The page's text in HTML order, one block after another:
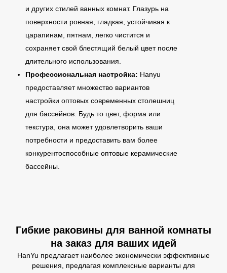
и других стилей ванных комнат. Глазурь на
поверхности ровная, гладкая, устойчивая к
царапинам, пятнам, легко чистится и
сохраняет свой блестящий белый цвет после
длительного использования.
Профессиональная настройка: Hanyu
предоставляет множество вариантов
настройки оптовых современных столешниц
для бассейнов. Будь то цвет, форма или
текстура, она может удовлетворить ваши
потребности и предоставить вам более
конкурентоспособные оптовые керамические
бассейны.
Гибкие раковины для ванной комнаты
на заказ для ваших идей
HanYu предлагает наиболее экономически эффективные
решения, предлагая комплексные варианты для